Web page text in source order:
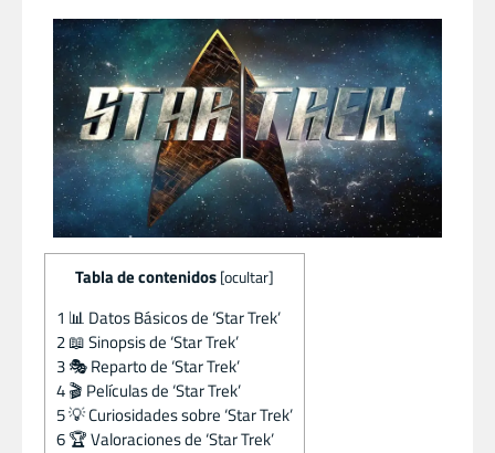
Tabla de contenidos [ocultar]
1 📊 Datos Básicos de ‘Star Trek’
2📖 Sinopsis de ‘Star Trek’
3🎭 Reparto de ‘Star Trek’
4🎬 Películas de ‘Star Trek’
5💡 Curiosidades sobre ‘Star Trek’
6🏆 Valoraciones de ‘Star Trek’